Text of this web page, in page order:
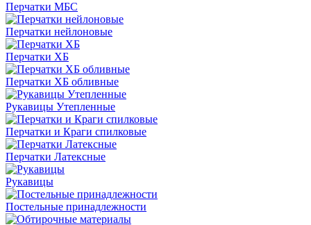
Перчатки МБС
Перчатки нейлоновые
Перчатки ХБ
Перчатки ХБ обливные
Рукавицы Утепленные
Перчатки и Краги спилковые
Перчатки Латексные
Рукавицы
Постельные принадлежности